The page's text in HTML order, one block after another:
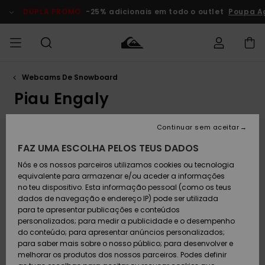
DUPLA PROMO -25% adicionais em todo o outlet Poupa
HOMEM Roupas
Calçado e
chinelos
Surfe/água
Snow
MENINO
Roupas
Calçado e
chinelos
Surfe/água
Neve
MULHER
Shop
chegados
Highlights
Snow
SURF
Surf Shop
Homem
Crianças
Highlights
Community
SNOW
Artigos
Neve
Homem
Artigos
Criança
Snow Shop
Feminino
Highlights
DUPLA
PROMO
Outlet
Homem
Criança
Outlet
Mulher
Acede à tua
Devoluções
Pagamento
Cartão
presente
Quiksilver
Webcams De Snowboard
Piau Engaly
Piau Engaly, a estância mais alta dos Pirenéus,
culmina a 1850 metros de altitude e apresenta um
nível de neve natural ideal. Em 2015, foi eleita a
"estância mais nevada do mundo". Veja as webcams
em direto de todo o domínio esquiável da estância
de Piau. Esta estância oferece uma vasta escolha de
atividades para esquiadores principiantes ou
experientes: 60 km de pistas, um percurso lúdico
com mais de 800 m de desnível, uma zona de
snowboard, um centro aquático e até esqui na água,
FAZ UMA ESCOLHA PELOS TEUS DADOS
Nós e os nossos parceiros utilizamos cookies ou tecnologia
equivalente para armazenar e/ou aceder a informações
no teu dispositivo. Esta informação pessoal (como os teus
dados de navegação e endereço IP) pode ser utilizada
para te apresentar publicações e conteúdos
personalizados; para medir a publicidade e o desempenho
do conteúdo; para apresentar anúncios personalizados;
para saber mais sobre o nosso público; para desenvolver e
melhorar os produtos dos nossos parceiros. Podes definir
Continuar sem aceitar